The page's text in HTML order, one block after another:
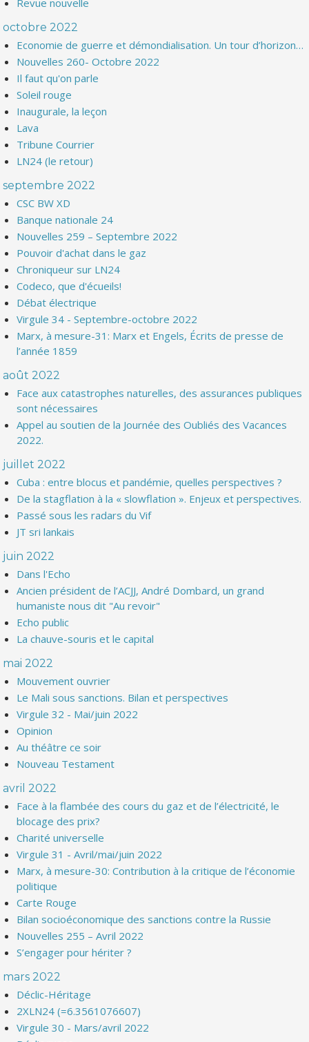
Revue nouvelle
octobre 2022
Economie de guerre et démondialisation. Un tour d’horizon…
Nouvelles 260- Octobre 2022
Il faut qu'on parle
Soleil rouge
Inaugurale, la leçon
Lava
Tribune Courrier
LN24 (le retour)
septembre 2022
CSC BW XD
Banque nationale 24
Nouvelles 259 – Septembre 2022
Pouvoir d'achat dans le gaz
Chroniqueur sur LN24
Codeco, que d'écueils!
Débat électrique
Virgule 34 - Septembre-octobre 2022
Marx, à mesure-31: Marx et Engels, Écrits de presse de
l’année 1859
août 2022
Face aux catastrophes naturelles, des assurances publiques
sont nécessaires
Appel au soutien de la Journée des Oubliés des Vacances
2022.
juillet 2022
Cuba : entre blocus et pandémie, quelles perspectives ?
De la stagflation à la « slowflation ». Enjeux et perspectives.
Passé sous les radars du Vif
JT sri lankais
juin 2022
Dans l'Echo
Ancien président de l’ACJJ, André Dombard, un grand
humaniste nous dit "Au revoir"
Echo public
La chauve-souris et le capital
mai 2022
Mouvement ouvrier
Le Mali sous sanctions. Bilan et perspectives
Virgule 32 - Mai/juin 2022
Opinion
Au théâtre ce soir
Nouveau Testament
avril 2022
Face à la flambée des cours du gaz et de l’électricité, le
blocage des prix?
Charité universelle
Virgule 31 - Avril/mai/juin 2022
Marx, à mesure-30: Contribution à la critique de l’économie
politique
Carte Rouge
Bilan socioéconomique des sanctions contre la Russie
Nouvelles 255 – Avril 2022
S’engager pour hériter ?
mars 2022
Déclic-Héritage
2XLN24 (=6.3561076607)
Virgule 30 - Mars/avril 2022